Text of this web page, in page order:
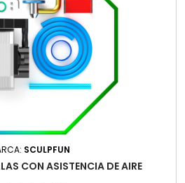
SCULPFUN
CON ASISTENCIA DE AIRE